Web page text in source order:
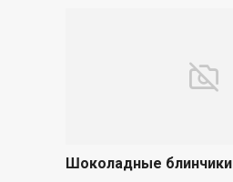
Шоколадные блинчики